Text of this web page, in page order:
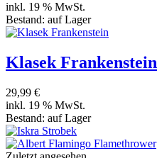
inkl. 19 % MwSt.
Bestand: auf Lager
Klasek Frankenstein
29,99 €
inkl. 19 % MwSt.
Bestand: auf Lager